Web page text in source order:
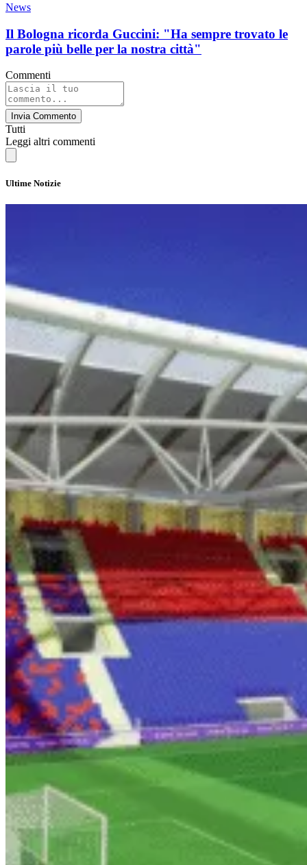
News
Il Bologna ricorda Guccini: "Ha sempre trovato le
parole più belle per la nostra città"
Commenti
Invia Commento
Tutti
Leggi altri commenti
Ultime Notizie